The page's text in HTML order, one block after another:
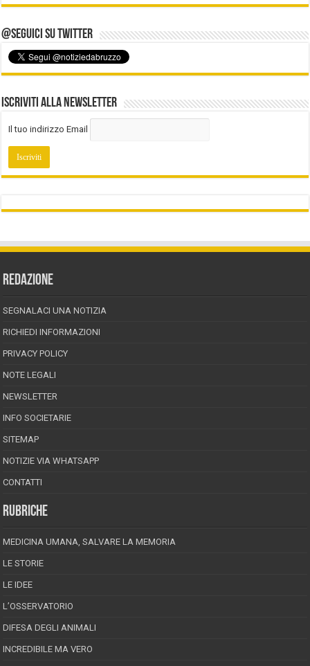
@Seguici su Twitter
Iscriviti alla Newsletter
Il tuo indirizzo Email
REDAZIONE
SEGNALACI UNA NOTIZIA
RICHIEDI INFORMAZIONI
PRIVACY POLICY
NOTE LEGALI
NEWSLETTER
INFO SOCIETARIE
SITEMAP
NOTIZIE VIA WHATSAPP
CONTATTI
RUBRICHE
MEDICINA UMANA, SALVARE LA MEMORIA
LE STORIE
LE IDEE
L’OSSERVATORIO
DIFESA DEGLI ANIMALI
INCREDIBILE MA VERO